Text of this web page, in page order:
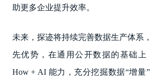
助更多企业提升效率。
未来，探迹将持续完善数据生产体系
先优势，在通用公开数据的基础上
How + AI 能力，充分挖掘数据“增量